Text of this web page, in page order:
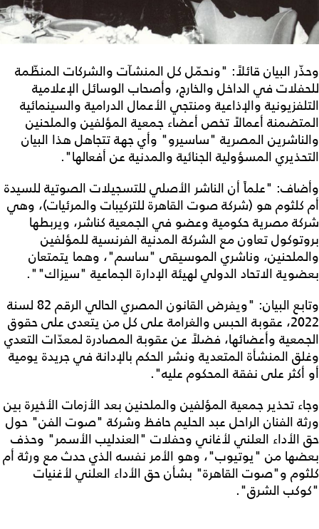
وحذّر البيان قائلاً: "ونحمّل كل المنشآت والشركات المنظّمة
للحفلات في الداخل والخارج، وأصحاب الوسائل الإعلامية
التلفزيونية والإذاعية ومنتجي الأعمال الدرامية والسينمائية
المتضمنة أعمالاً تخص أعضاء جمعية المؤلفين والملحنين
والناشرين المصرية "ساسيرو" وأي جهة تتجاهل هذا البيان
التحذيري المسؤولية الجنائية والمدنية عن أفعالها".
وأضاف: "علماً أن الناشر الأصلي للتسجيلات الصوتية للسيدة
أم كلثوم هو (شركة صوت القاهرة للتركيبات والمرئيات)، وهي
شركة مصرية حكومية وعضو في الجمعية كناشر، ويربطها
بروتوكول تعاون مع الشركة المدنية الفرنسية للمؤلفين
والملحنين، وناشري الموسيقى "ساسم"، وهما يتمتعان
بعضوية الاتحاد الدولي لهيئة الإدارة الجماعية "سيزاك"".
وتابع البيان: "ويفرض القانون المصري الحالي الرقم 82 لسنة
2022، عقوبة الحبس والغرامة على كل من يتعدى على حقوق
الجمعية وأعضائها، فضلاً عن عقوبة المصادرة لمعدّات التعدي
وغلق المنشأة المتعدية ونشر الحكم بالإدانة في جريدة يومية
أو أكثر على نفقة المحكوم عليه".
وجاء تحذير جمعية المؤلفين والملحنين بعد الأزمات الأخيرة بين
ورثة الفنان الراحل عبد الحليم حافظ وشركة "صوت الفن" حول
حق الأداء العلني لأغاني وحفلات "العندليب الأسمر" وحذف
بعضها من "يوتيوب"، وهو الأمر نفسه الذي حدث مع ورثة أم
كلثوم و"صوت القاهرة" بشأن حق الأداء العلني لأغنيات
"كوكب الشرق".